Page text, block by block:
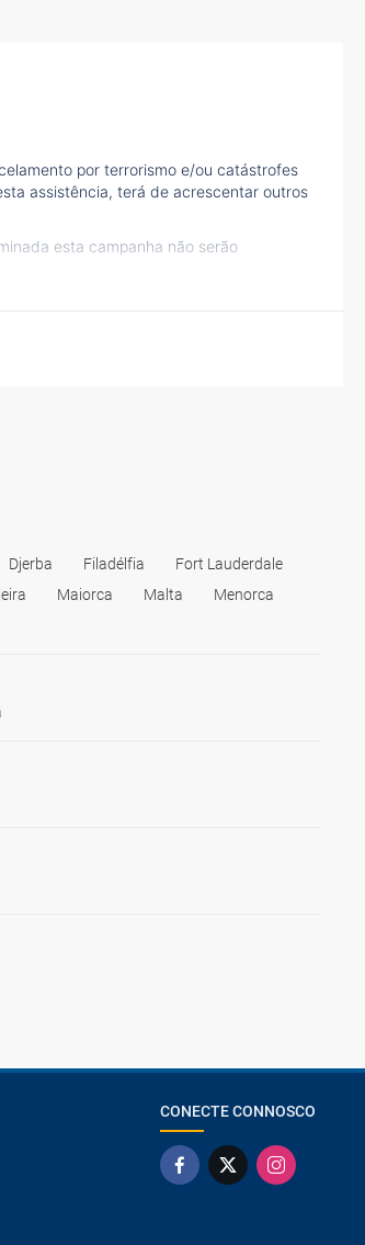
por terrorismo e/ou catástrofes
assistência, terá de acrescentar outros
esta campanha não serão
Djerba Filadélfia
Fort Lauderdale
Maiorca Malta
Menorca
CONECTE CONNOSCO